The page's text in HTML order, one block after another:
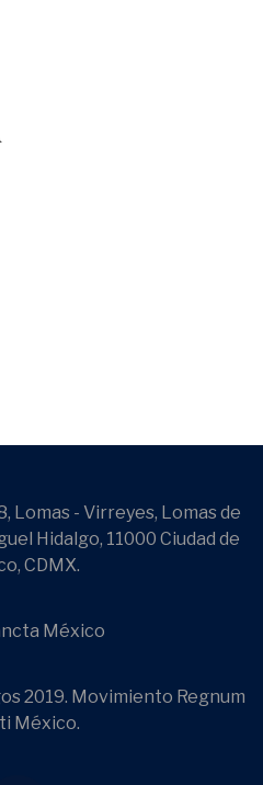
Lomas - Virreyes, Lomas de
Hidalgo, 11000 Ciudad de
CDMX.
México
2019. Movimiento Regnum
México.